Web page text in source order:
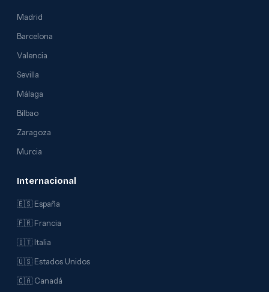
Madrid
Barcelona
Valencia
Sevilla
Málaga
Bilbao
Zaragoza
Murcia
Internacional
🇪🇸 España
🇫🇷 Francia
🇮🇹 Italia
🇺🇸 Estados Unidos
🇨🇦 Canadá